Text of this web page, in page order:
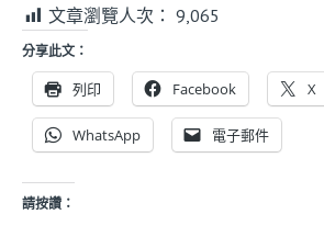
文章瀏覽人次： 9,065
分享此文：
列印 Facebook X
WhatsApp 電子郵件
請按讚：